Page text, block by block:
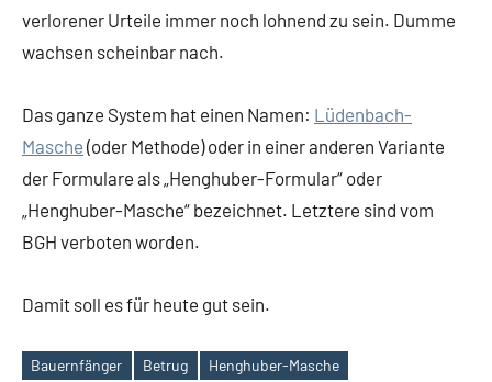
verlorener Urteile immer noch lohnend zu sein. Dumme
wachsen scheinbar nach.
Das ganze System hat einen Namen: Lüdenbach-
Masche (oder Methode) oder in einer anderen Variante
der Formulare als „Henghuber-Formular“ oder
„Henghuber-Masche“ bezeichnet. Letztere sind vom
BGH verboten worden.
Damit soll es für heute gut sein.
Bauernfänger Betrug
Henghuber-Masche